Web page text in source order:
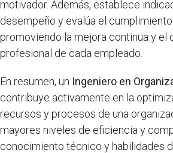
motivador. Además, establece
desempeño y evalúa el
promoviendo la mejora continua y el
profesional de cada empleado.
En resumen, un Ingeniero en
contribuye activamente en la
recursos y procesos de una
mayores niveles de eficiencia y
conocimiento técnico y habilidades